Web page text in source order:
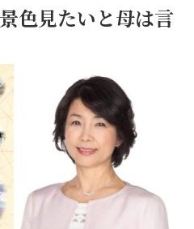
色見たいと母は言